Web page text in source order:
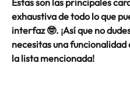
Estas son las principales
exhaustiva de todo lo que
interfaz 🤓. ¡Así que no
necesitas una funcionalidad
la lista mencionada!